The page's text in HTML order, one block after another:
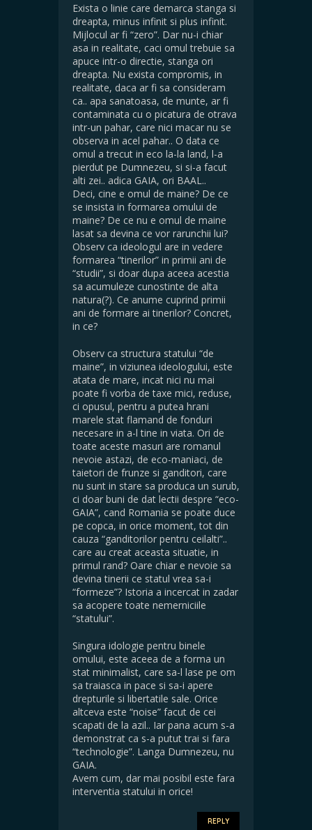
Exista o linie care demarca stanga si
dreapta, minus infinit si plus infinit.
Mijlocul ar fi “zero”. Dar nu-i chiar
asa in realitate, caci omul trebuie sa
apuce intr-o directie, stanga ori
dreapta. Nu exista compromis, in
realitate, daca ar fi sa consideram
ca.. apa sanatoasa, de munte, ar fi
contaminata cu o picatura de otrava
intr-un pahar, care nici macar nu se
observa in acel pahar.. O data ce
omul a trecut in eco la-la land, l-a
pierdut pe Dumnezeu, si si-a facut
alti zei.. adica GAIA, ori BAAL..
Deci, cine e omul de maine? De ce
se insista in formarea omului de
maine? De ce nu e omul de maine
lasat sa devina ce vor rarunchii lui?
Observ ca ideologul are in vedere
formarea “tinerilor” in primii ani de
“studii”, si doar dupa aceea acestia
sa acumuleze cunostinte de alta
natura(?). Ce anume cuprind primii
ani de formare ai tinerilor? Concret,
in ce?
Observ ca structura statului “de
maine”, in viziunea ideologului, este
atata de mare, incat nici nu mai
poate fi vorba de taxe mici, reduse,
ci opusul, pentru a putea hrani
marele stat flamand de fonduri
necesare in a-l tine in viata. Ori de
toate aceste masuri are romanul
nevoie astazi, de eco-maniaci, de
taietori de frunze si ganditori, care
nu sunt in stare sa produca un surub,
ci doar buni de dat lectii despre “eco-
GAIA”, cand Romania se poate duce
pe copca, in orice moment, tot din
cauza “ganditorilor pentru ceilalti”..
care au creat aceasta situatie, in
primul rand? Oare chiar e nevoie sa
devina tinerii ce statul vrea sa-i
“formeze”? Istoria a incercat in zadar
sa acopere toate nemerniciile
“statului”.
Singura idologie pentru binele
omului, este aceea de a forma un
stat minimalist, care sa-l lase pe om
sa traiasca in pace si sa-i apere
drepturile si libertatile sale. Orice
altceva este “noise” facut de cei
scapati de la azil.. Iar pana acum s-a
demonstrat ca s-a putut trai si fara
“technologie”. Langa Dumnezeu, nu
GAIA.
Avem cum, dar mai posibil este fara
interventia statului in orice!
REPLY